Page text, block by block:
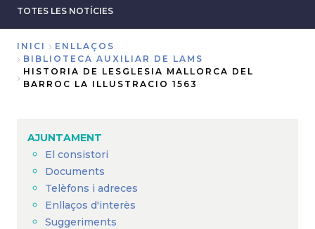
TOTES LES NOTÍCIES
Fil
d'Ariadna
INICI
ENLLAÇOS
BIBLIOTECA AUXILIAR DE LAMS
HISTORIA DE LESGLESIA MALLORCA DEL
BARROC LA ILLUSTRACIO 1563
AJUNTAMENT
El consistori
Documents
Telèfons i adreces
Enllaços d'interès
Suggeriments